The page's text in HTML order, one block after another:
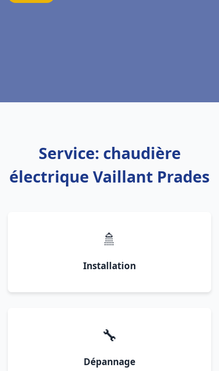
Service: chaudière
électrique Vaillant Prades
🚿
Installation
🔧
Dépannage